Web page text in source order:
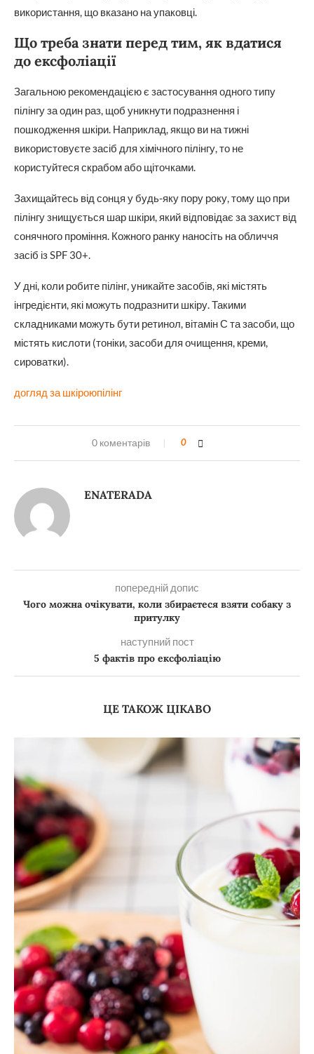
використання, що вказано на упаковці.
Що треба знати перед тим, як вдатися
до ексфоліації
Загальною рекомендацією є застосування одного типу
пілінгу за один раз, щоб уникнути подразнення і
пошкодження шкіри. Наприклад, якщо ви на тижні
використовуєте засіб для хімічного пілінгу, то не
користуйтеся скрабом або щіточками.
Захищайтесь від сонця у будь-яку пору року, тому що при
пілінгу знищується шар шкіри, який відповідає за захист від
сонячного проміння. Кожного ранку наносіть на обличчя
засіб із SPF 30+.
У дні, коли робите пілінг, уникайте засобів, які містять
інгредієнти, які можуть подразнити шкіру. Такими
складниками можуть бути ретинол, вітамін С та засоби, що
містять кислоти (тоніки, засоби для очищення, креми,
сироватки).
догляд за шкіроюпілінг
0 коментарів 0
ENATERADA
попередній допис
Чого можна очікувати, коли збираєтеся взяти собаку з
притулку
наступний пост
5 фактів про ексфоліацію
ЦЕ ТАКОЖ ЦІКАВО